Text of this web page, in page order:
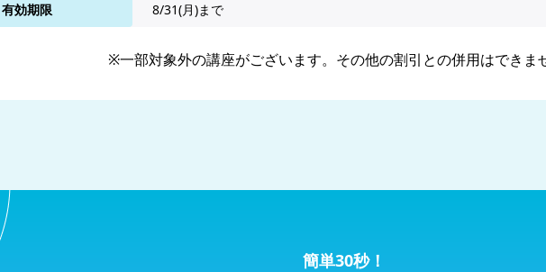
有効期限 8/31(月)まで
※一部対象外の講座がございます。その他の割引との併用はできま
簡単30秒！